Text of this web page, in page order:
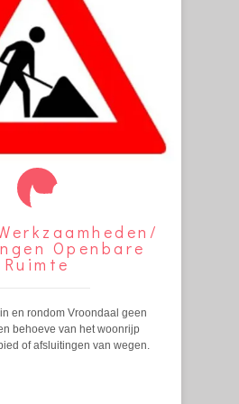
Openbare
Ruimte
en rondom Vroondaal geen
behoeve van het woonrijp
of afsluitingen van wegen.